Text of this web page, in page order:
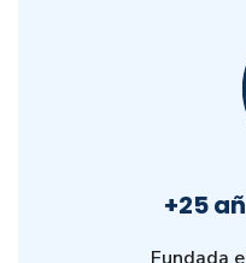
+25